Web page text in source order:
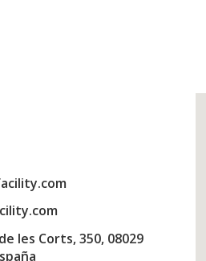
les Corts, 350, 08029